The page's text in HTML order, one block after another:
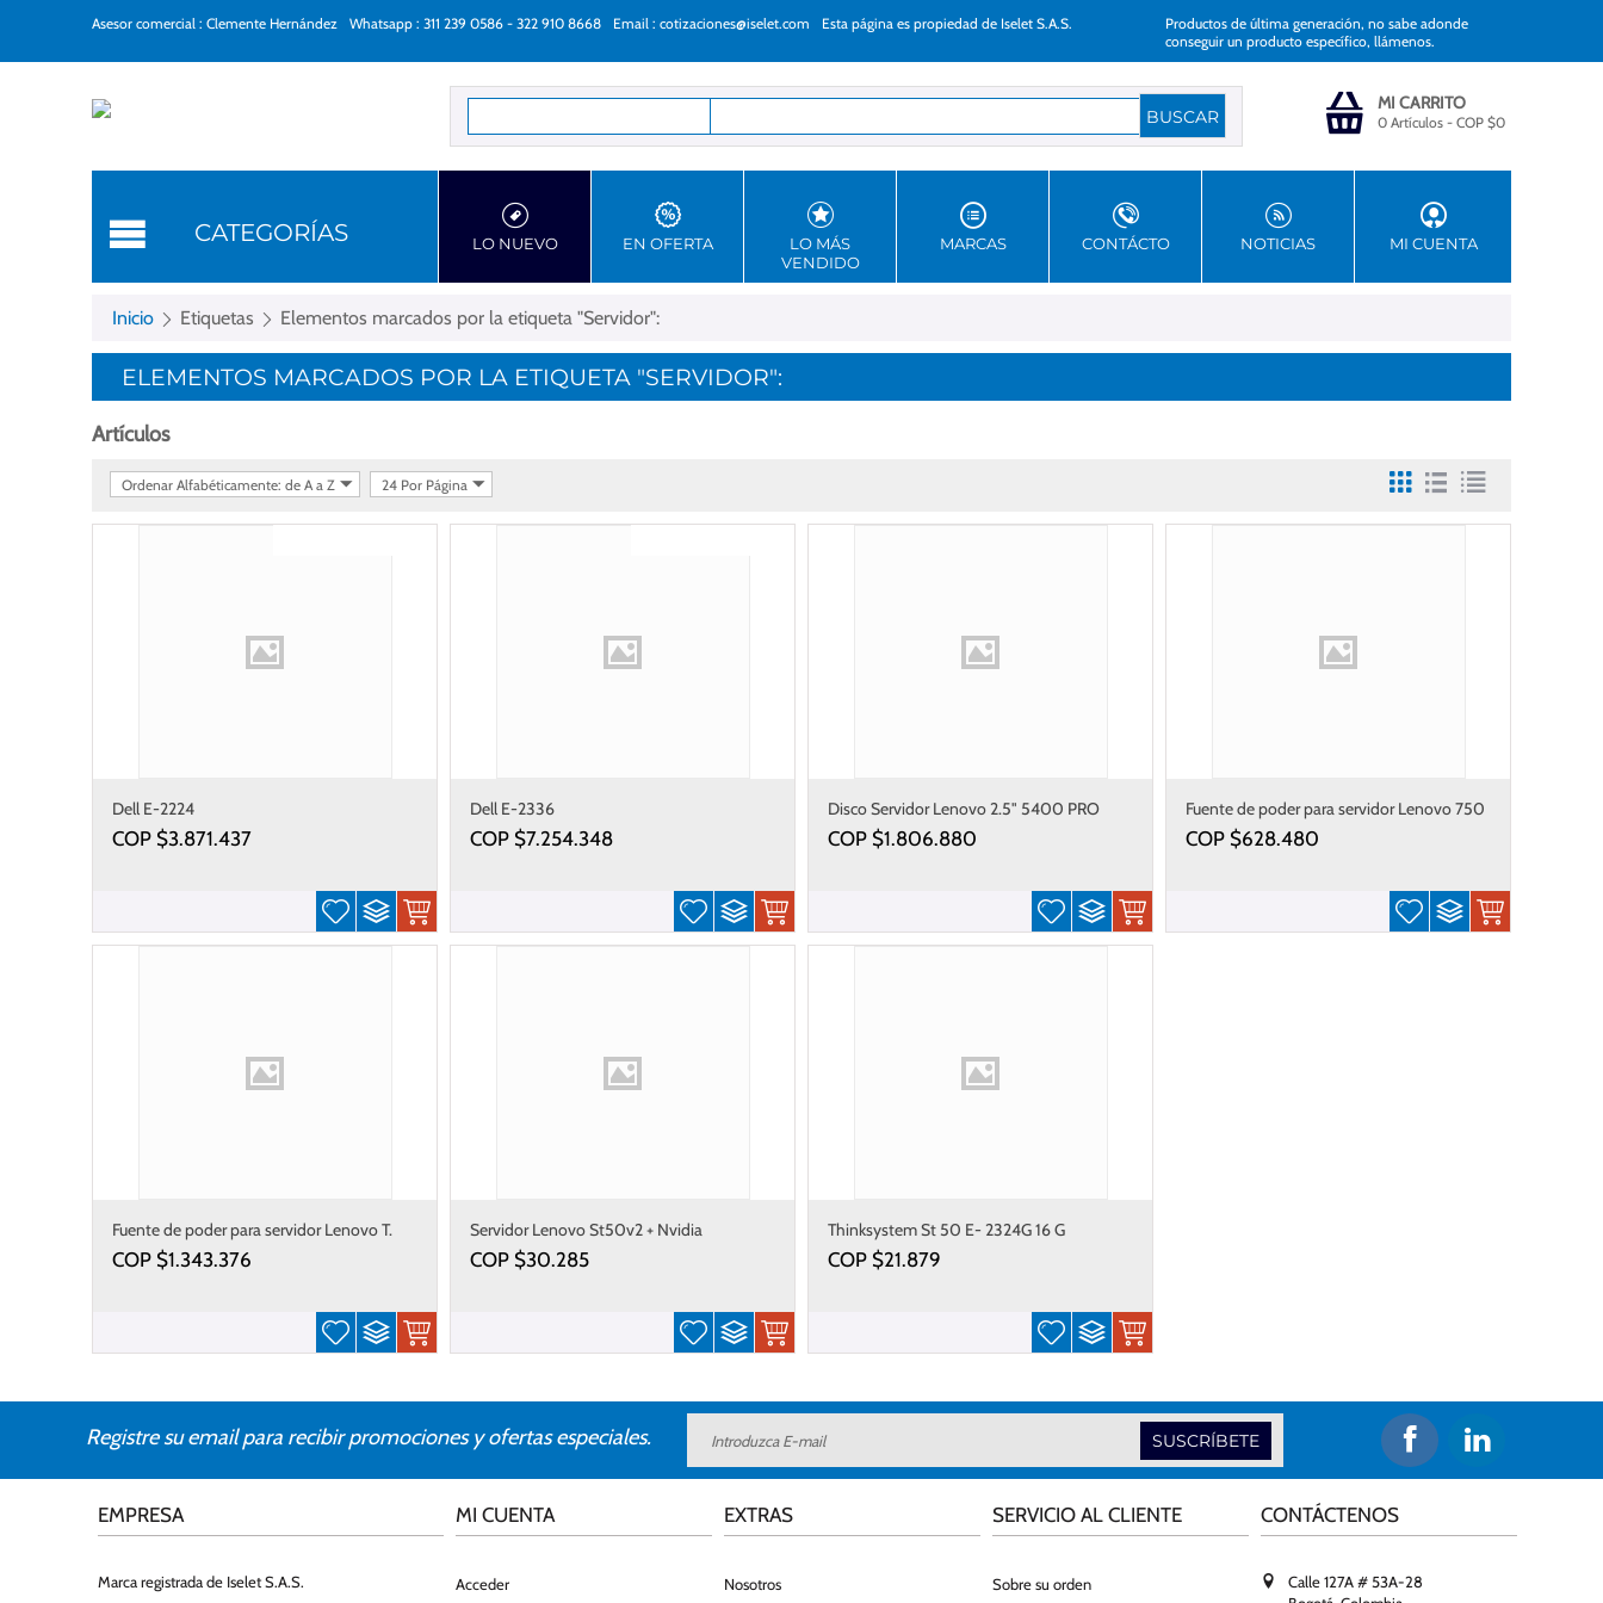
Asesor comercial : Clemente Hernández Whatsapp : 311 239 0586 - 322 910 8668 Email : cotizaciones@iselet.com Esta página es propiedad de Iselet S.A.S.
Productos de última generación, no sabe adonde
conseguir un producto específico, llámenos.
MI CARRITO
0 Artículos - COP $0
CATEGORÍAS LO NUEVO EN OFERTA
LO MÁS
VENDIDO
MARCAS CONTÁCTO NOTICIAS MI CUENTA
Inicio Etiquetas Elementos marcados por la etiqueta "Servidor":
ELEMENTOS MARCADOS POR LA ETIQUETA "SERVIDOR":
Artículos
Ordenar Alfabéticamente: de A a Z 24 Por Página
Dell E-2224
COP $3.871.437
Dell E-2336
COP $7.254.348
Disco Servidor Lenovo 2.5" 5400 PRO
960 Sata Hs Ssd
COP $1.806.880
Fuente de poder para servidor Lenovo 750
W Platinum
COP $628.480
Fuente de poder para servidor Lenovo T.
Red Broadcom 10 Gb 2-Port
COP $1.343.376
Servidor Lenovo St50v2 + Nvidia
COP $30.285
Thinksystem St 50 E- 2324G 16 G
COP $21.879
Registre su email para recibir promociones y ofertas especiales. SUSCRÍBETE
EMPRESA
Marca registrada de Iselet S.A.S.
MI CUENTA
Acceder
EXTRAS
Nosotros
SERVICIO AL CLIENTE
Sobre su orden
CONTÁCTENOS
Calle 127A # 53A-28